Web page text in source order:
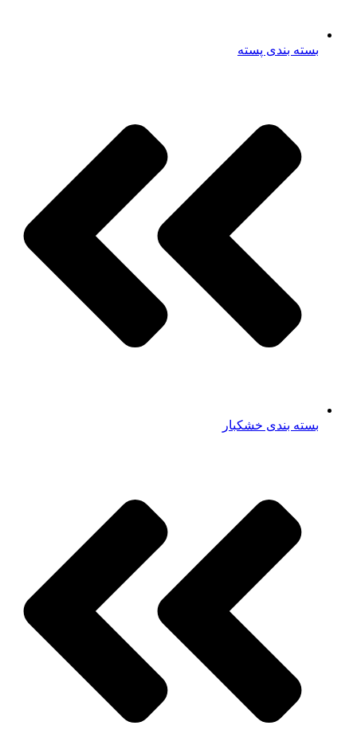
بسته بندی پسته
بسته بندی خشکبار